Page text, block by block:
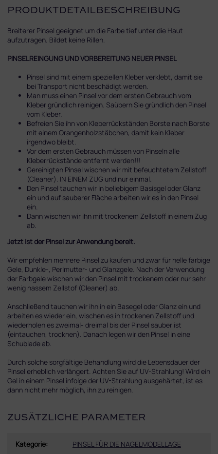
PRODUKTDETAILBESCHREIBUNG
Breiterer Pinsel geeignet um die Farbe tief unter die Haut
aufzutragen. Bildet keine Rillen.
PINSELREINGUNG UND VORBEREITUNG NEUER PINSEL
Pinsel sind mit einem speziellen Kleber verklebt, damit sie
bei Transport nicht beschädigt werden.
Man muss einen Pinsel vor dem ersten Gebrauch vom
Kleber gründlich reinigen. Saübern Sie gründlich den Pinsel
vom Kleber.
Befreien Sie ihn von Kleberrückständen Borste nach Borste
mit einem Orangenholzstäbchen, damit kein Kleber
irgendwo bleibt.
Vor dem ersten Gebrauch müssen von Pinseln alle
Kleberrückstände entfernt werden!!!
Gereinigten Pinsel wischen wir mit befeuchtetem Zellstoff
(Cleaner). IN EINEM ZUG und nur einmal.
Den Pinsel tauchen wir in beliebigem Basisgel oder Glanz
ein und auf sauberer Fläche arbeiten wir es in den Pinsel
ein.
Dann wischen wir ihn mit trockenem Zellstoff in einem Zug
ab.
Jetzt ist der Pinsel zur Anwendung bereit.
Wir empfehlen mehrere Pinsel zu kaufen und zwar für helle farbige
Gele, Dunkle-, Perlmutter- und Glanzgele. Nach der Verwendung
der Farbgele wischen wir den Pinsel mit trockenem oder nur sehr
wenig nassem Zellstof (Cleaner) ab.
Anschließend tauchen wir ihn in ein Basegel oder Glanz ein und
arbeiten es wieder ein, wischen es in trockenen Zellstoff und
wiederholen es zweimal- dreimal bis der Pinsel sauber ist
(eintauchen, trocknen). Danach legen wir den Pinsel in eine
Schublade ab.
Durch solche sorgfältige Behandlung wird die Lebensdauer der
Pinsel erheblich verlängert. Achten Sie auf UV-Strahlung! Wird ein
Gel in einem Pinsel infolge der UV-Strahlung ausgehärtet, ist es
dann nicht mehr möglich, ihn zu reinigen.
ZUSÄTZLICHE PARAMETER
Kategorie: PINSEL FÜR DIE NAGELMODELLAGE